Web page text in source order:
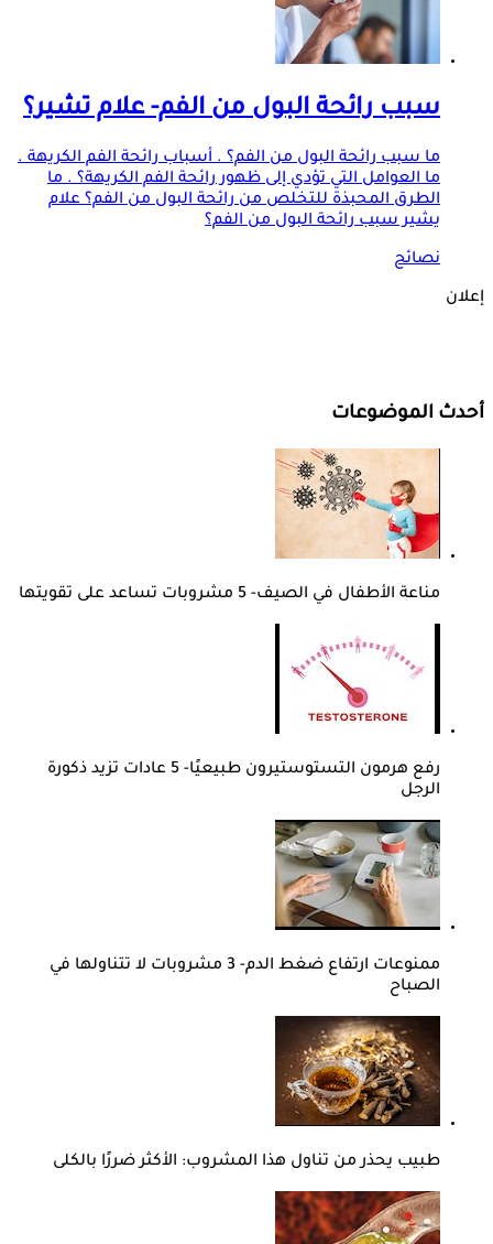
سبب رائحة البول من الفم- علام تشير؟
ما سبب رائحة البول من الفم؟ . أسباب رائحة الفم الكريهة .
ما العوامل التي تؤدي إلى ظهور رائحة الفم الكريهة؟ . ما
الطرق المحبذة للتخلص من رائحة البول من الفم؟ علام
يشير سبب رائحة البول من الفم؟
نصائح
إعلان
أحدث الموضوعات
مناعة الأطفال في الصيف- 5 مشروبات تساعد على تقويتها
رفع هرمون التستوستيرون طبيعيًا- 5 عادات تزيد ذكورة
الرجل
ممنوعات ارتفاع ضغط الدم- 3 مشروبات لا تتناولها في
الصباح
طبيب يحذر من تناول هذا المشروب: الأكثر ضررًا بالكلى